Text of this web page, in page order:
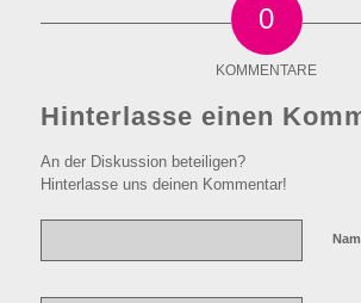
0
KOMMENTARE
Hinterlasse einen
An der Diskussion beteiligen?
Hinterlasse uns deinen Kommentar!